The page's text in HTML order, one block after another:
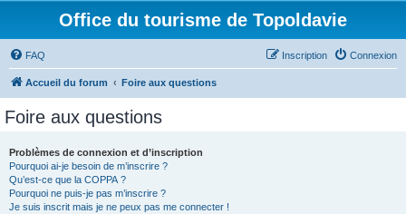
Office du tourisme de Topoldavie
FAQ Connexion
Inscription
Accueil du forum Foire aux questions
Foire aux questions
Problèmes de connexion et d’inscription
Pourquoi ai-je besoin de m’inscrire ?
Qu’est-ce que la COPPA ?
Pourquoi ne puis-je pas m’inscrire ?
Je suis inscrit mais je ne peux pas me connecter !